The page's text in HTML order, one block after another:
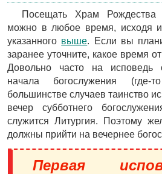
Посещать Храм
можно в любое время, исходя
указанного выше. Если вы
заранее уточните, какое время
Довольно часто на исповедь
начала богослужения
большинстве случаев таинство
вечер субботнего
служится Литургия. Поэтому
должны прийти на вечернее
Первая